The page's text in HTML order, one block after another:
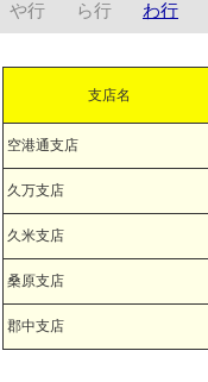
や行
ら行 わ行
支店名
空港通支店
久万支店
久米支店
桑原支店
郡中支店